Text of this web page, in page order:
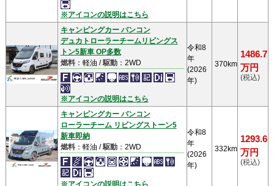
※アイコンの説明はこちら
キャンピングカー バンコン
デュカトローラーチームリビングス
トン5新車 OP多数
燃料：軽油 /駆動：2WD
※アイコンの説明はこちら
令和8
年
(2026
年)
370km
1486.7
万円
(税込)
キャンピングカー バンコン
ローラーチーム リビングストーン5
新車即納
燃料：軽油 /駆動：2WD
令和8
年
(2026
年)
332km
1293.6
万円
(税込)